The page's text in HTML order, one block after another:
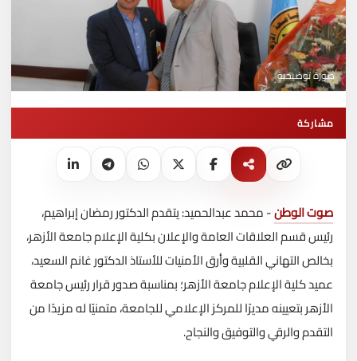
صورة توضيحية
مشاركة
صوت الوطن- محمد عبدالحميد: يتقدم الدكتور رمضان إبراهيم،
رئيس قسم العلاقات العامة والإعلان بكلية الإعلام جامعة الأزهر،
بخالص التهاني القلبية وأرق الأمنيات للأستاذ الدكتور غانم السعيد،
عميد كلية الإعلام جامعة الأزهر؛ بمناسبة صدور قرار رئيس جامعة
الأزهر بتعيينه مديرًا للمركز الإعلامي للجامعة، متمنيًا له مزيدًا من
التقدم والرقي والتوفيق والنجاح.